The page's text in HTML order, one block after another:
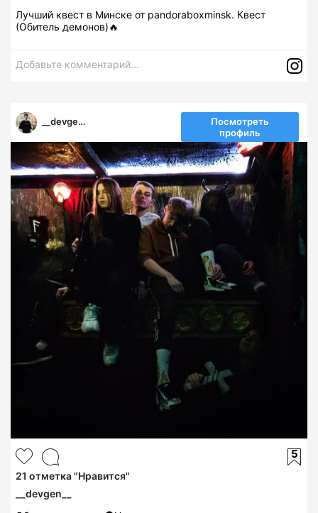
Лучший квест в Минске от pandoraboxminsk. Квест
(Обитель демонов)🔥
Добавьте комментарий...
__devgen__
Посмотреть
профиль
5
21 отметка "Нравится"
__devgen__